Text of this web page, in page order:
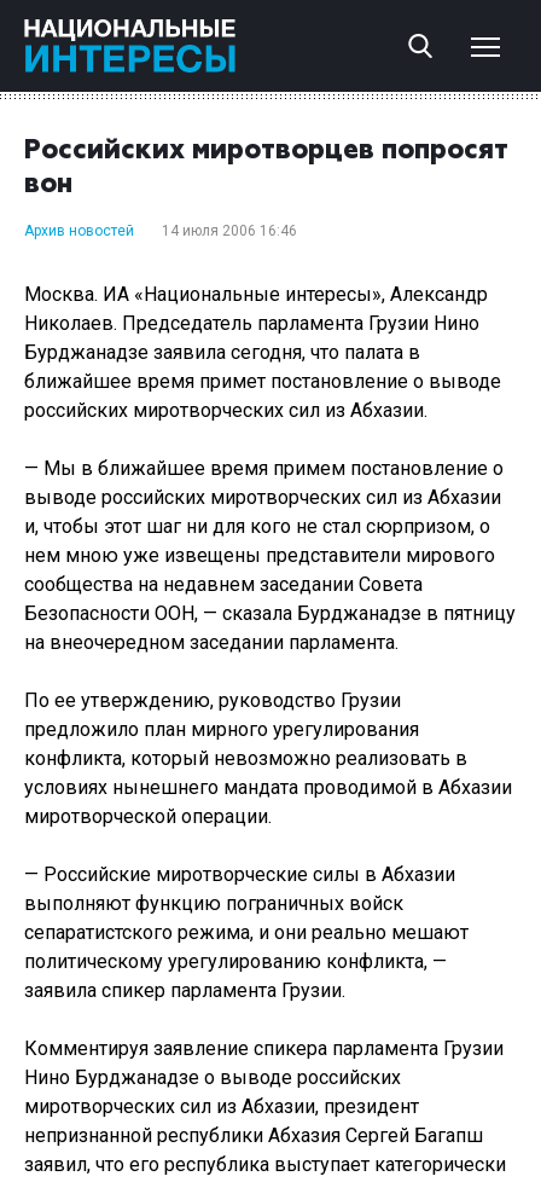
Российских миротворцев попросят
вон
Архив новостей 14 июля 2006 16:46
Москва. ИА «Национальные интересы», Александр
Николаев. Председатель парламента Грузии Нино
Бурджанадзе заявила сегодня, что палата в
ближайшее время примет постановление о выводе
российских миротворческих сил из Абхазии.
— Мы в ближайшее время примем постановление о
выводе российских миротворческих сил из Абхазии
и, чтобы этот шаг ни для кого не стал сюрпризом, о
нем мною уже извещены представители мирового
сообщества на недавнем заседании Совета
Безопасности ООН, — сказала Бурджанадзе в пятницу
на внеочередном заседании парламента.
По ее утверждению, руководство Грузии
предложило план мирного урегулирования
конфликта, который невозможно реализовать в
условиях нынешнего мандата проводимой в Абхазии
миротворческой операции.
— Российские миротворческие силы в Абхазии
выполняют функцию пограничных войск
сепаратистского режима, и они реально мешают
политическому урегулированию конфликта, —
заявила спикер парламента Грузии.
Комментируя заявление спикера парламента Грузии
Нино Бурджанадзе о выводе российских
миротворческих сил из Абхазии, президент
непризнанной республики Абхазия Сергей Багапш
заявил, что его республика выступает категорически